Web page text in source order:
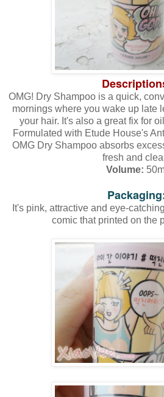
OMG! Dry Shampoo is a quick,
mornings where you wake up late
your hair. It's also a great fix for
Formulated with Etude House's
OMG Dry Shampoo absorbs
fresh and
Volume:
It's pink, attractive and eye-
comic that printed on the